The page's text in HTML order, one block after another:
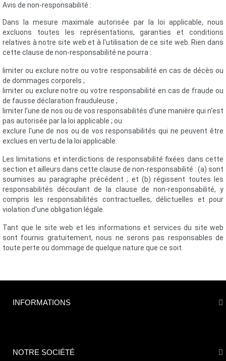
Avis de non-responsabilité :
Dans la mesure maximale autorisée par la loi applicable, nous
excluons toutes les représentations, garanties et conditions
relatives à notre site web et à l'utilisation de ce site web. Rien dans
cette clause de non-responsabilité ne pourra :
limiter ou exclure notre ou votre responsabilité en cas de décès ou
de dommages corporels ;
limiter ou exclure notre ou votre responsabilité en cas de fraude ou
de fausse déclaration frauduleuse ;
limiter l'une de nos ou de vos responsabilités d'une manière qui n'est
pas autorisée par la loi applicable ; ou
exclure l'une de nos ou de vos responsabilités qui ne peuvent être
exclues en vertu de la loi applicable.
Les limitations et interdictions de responsabilité fixées dans cette
section et ailleurs dans cette clause de non-responsabilité : (a) sont
soumises au paragraphe précédent ; et (b) régissent toutes les
responsabilités découlant de la clause de non-responsabilité, y
compris les responsabilités contractuelles, délictuelles et pour
violation d'une obligation légale.
Tant que le site web et les informations et services du site web
sont fournis gratuitement, nous ne serons pas responsables de
toute perte ou dommage de quelque nature que ce soit.
INFORMATIONS
NOTRE SOCIÉTÉ